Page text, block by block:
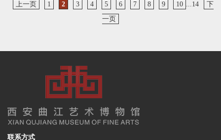
上一页 1 2 3 4 5 6 7 8 9 10 ...14
下
一页
联系方式